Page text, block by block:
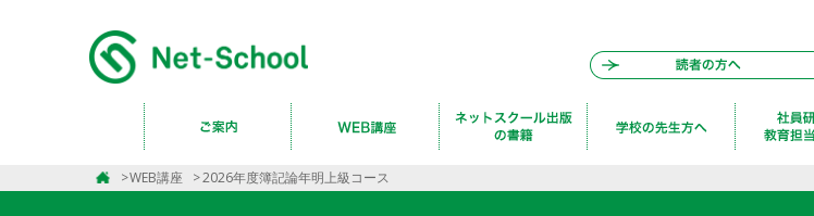
WEB講座 2026年度簿記論年明上級コース